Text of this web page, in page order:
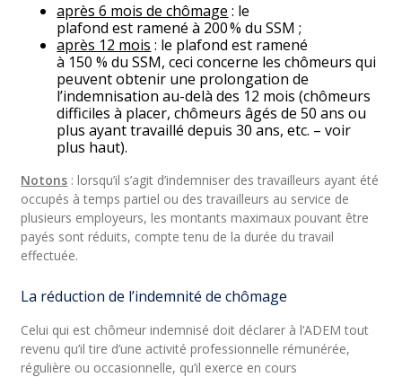
après 6 mois de chômage : le
plafond est ramené à 200 % du SSM ;
après 12 mois : le plafond est ramené
à 150 % du SSM, ceci concerne les chômeurs qui
peuvent obtenir une prolongation de
l’indemnisation au-delà des 12 mois (chômeurs
difficiles à placer, chômeurs âgés de 50 ans ou
plus ayant travaillé depuis 30 ans, etc. – voir
plus haut).
Notons : lorsqu’il s’agit d’indemniser des travailleurs ayant été
occupés à temps partiel ou des travailleurs au service de
plusieurs employeurs, les montants maximaux pouvant être
payés sont réduits, compte tenu de la durée du travail
effectuée.
La réduction de l’indemnité de chômage
Celui qui est chômeur indemnisé doit déclarer à l’ADEM tout
revenu qu’il tire d’une activité professionnelle rémunérée,
régulière ou occasionnelle, qu’il exerce en cours